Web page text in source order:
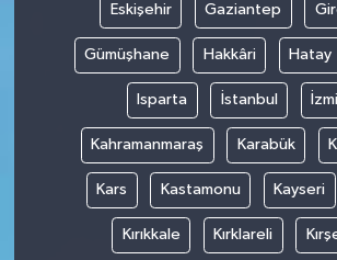
Eskişehir Gaziantep
Gümüşhane Hakkâri Hatay
Isparta İstanbul
Kahramanmaraş Karabük
Kars Kastamonu Kayseri
Kırıkkale Kırklareli